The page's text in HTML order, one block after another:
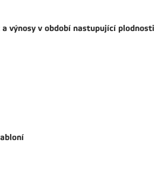
výnosy v období nastupující plodnosti